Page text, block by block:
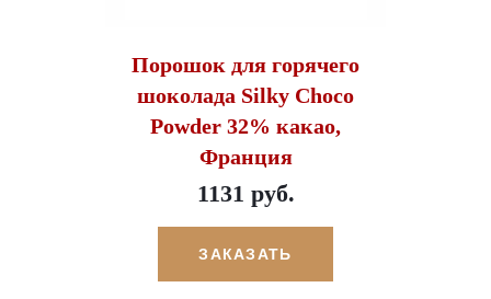
Порошок для горячего
шоколада Silky Choco
Powder 32% какао,
Франция
1131 руб.
ЗАКАЗАТЬ